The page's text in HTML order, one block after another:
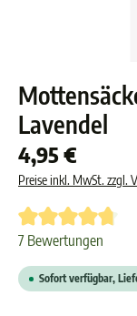
Lavendel
4,95 €
Preise inkl. MwSt. zzgl.
Durchschnittliche
7 Bewertungen
Sofort verfügbar,